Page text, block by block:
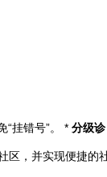
“挂错号”。 *分级诊
区，并实现便捷的